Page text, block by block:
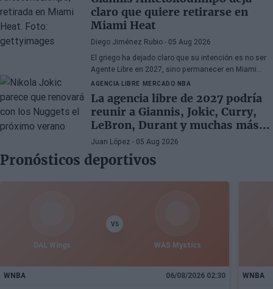
claro que quiere retirarse en
Miami Heat
Diego Jiménez Rubio - 05 Aug 2026
El griego ha dejado claro que su intención es no ser
Agente Libre en 2027, sino permanecer en Miami
Heat hasta el final de sus días en la NBA.
AGENCIA LIBRE MERCADO NBA
La agencia libre de 2027 podría
reunir a Giannis, Jokic, Curry,
LeBron, Durant y muchas más
superestrellas
Juan López - 05 Aug 2026
Pronósticos deportivos
DAL Wings
VS
WAS Mystics
WNBA 06/08/2026 02:30 WNBA